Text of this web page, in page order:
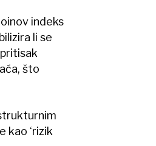
indeks
li se
što
kao ‘rizik